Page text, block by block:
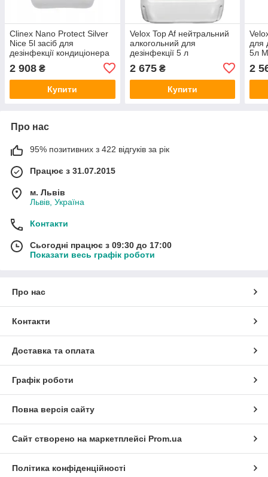
Clinex Nano Protect Silver
Nice 5l засіб для
дезінфекції кондиціонера
2 908 ₴
Купити
Velox Top Af нейтральний
алкогольний для
дезінфекції 5 л
2 675₴
Купити
для
5л
2
Про нас
95% позитивних з 422 відгуків за рік
Працює з 31.07.2015
м. Львів
Львів, Україна
Контакти
Сьогодні працює з 09:30 до 17:00
Показати весь графік роботи
Про нас
Контакти
Доставка та оплата
Графік роботи
Повна версія сайту
Сайт створено на маркетплейсі Prom.ua
Політика конфіденційності